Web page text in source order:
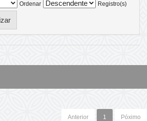
Ordenar
Registro(s)
Anterior 1 Póximo